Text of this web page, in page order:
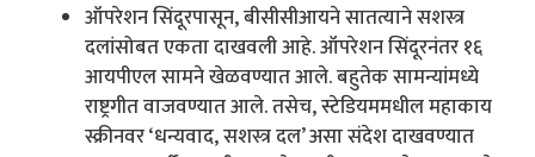
ऑपरेशन सिंदूरपासून, बीसीसीआयने सातत्याने सशस्त्र
दलांसोबत एकता दाखवली आहे. ऑपरेशन सिंदूरनंतर १६
आयपीएल सामने खेळवण्यात आले. बहुतेक सामन्यांमध्ये
राष्ट्रगीत वाजवण्यात आले. तसेच, स्टेडियममधील महाकाय
स्क्रीनवर ‘धन्यवाद, सशस्त्र दल’ असा संदेश दाखवण्यात